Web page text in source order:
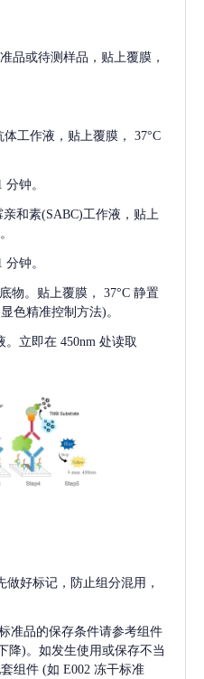
品或待测样品，贴上覆膜，
体工作液，贴上覆膜， 37°C
钟。
亲和素(SABC)工作液，贴上
钟。
物。贴上覆膜， 37°C 静置
色精准控制方法)。
。立即在 450nm 处读取
好标记，防止组分混用，
准品的保存条件请参考组件
降)。如发生使用或保存不当
组件 (如 E002 冻干标准